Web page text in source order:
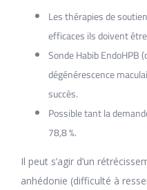
Les thérapies de
efficaces ils doivent
Sonde Habib EndoHPB
dégénérescence
succès.
Possible tant la
78,8 %.
Il peut s’agir d’un
anhédonie (difficulté à